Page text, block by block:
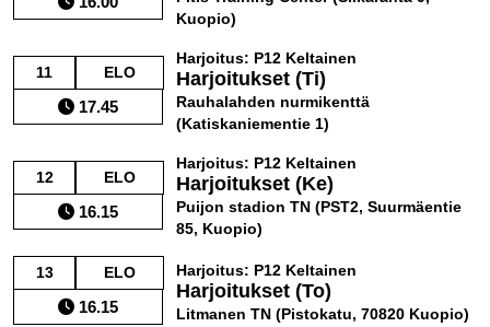
Kuopio)
11 ELO
17.45
Harjoitus: P12 Keltainen
Harjoitukset (Ti)
Rauhalahden nurmikenttä
(Katiskaniementie 1)
12 ELO
16.15
Harjoitus: P12 Keltainen
Harjoitukset (Ke)
Puijon stadion TN (PST2, Suurmäentie
85, Kuopio)
13 ELO
16.15
Harjoitus: P12 Keltainen
Harjoitukset (To)
Litmanen TN (Pistokatu, 70820 Kuopio)